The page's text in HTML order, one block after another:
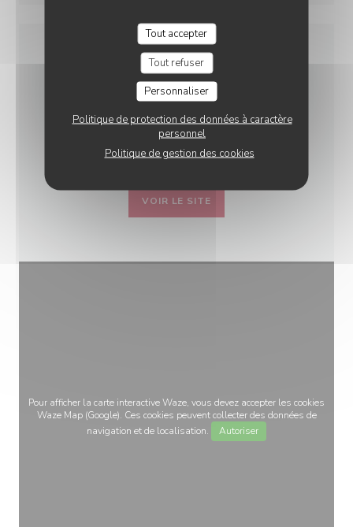
Tout accepter
Tout refuser
Personnaliser
Politique de protection des données à caractère
personnel
Politique de gestion des cookies
RESTAURANT MÉDIÉVAL
AUBERGE BRESSANE
16 avenue de la motte-picquet - 75007
Paris
VOIR LE SITE
Pour afficher la carte interactive Waze, vous devez accepter les cookies
Waze Map (Google). Ces cookies peuvent collecter des données de
navigation et de localisation.
Autoriser